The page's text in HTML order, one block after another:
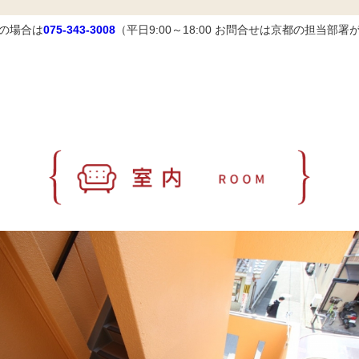
場合は075-343-3008 （平日9:00～18:00 お問合せは京都の担当部署